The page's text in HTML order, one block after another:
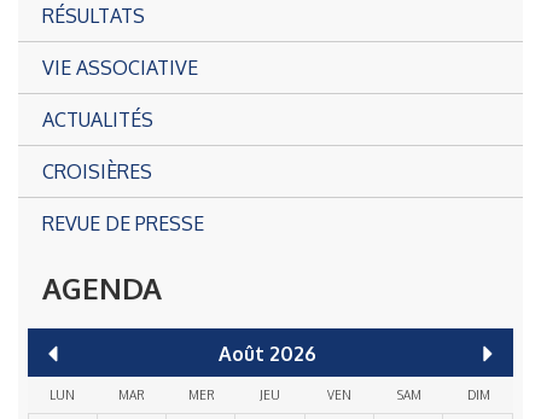
RÉSULTATS
VIE ASSOCIATIVE
ACTUALITÉS
CROISIÈRES
REVUE DE PRESSE
AGENDA
Août 2026
LUN MAR MER JEU VEN SAM DIM